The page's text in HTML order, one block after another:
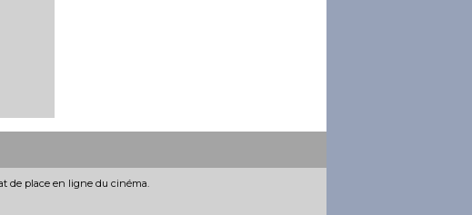
de place en ligne du cinéma.